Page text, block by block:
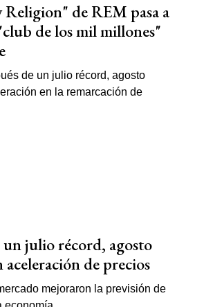
de REM pasa a
de los mil millones"
un julio récord, agosto
aceleración de precios